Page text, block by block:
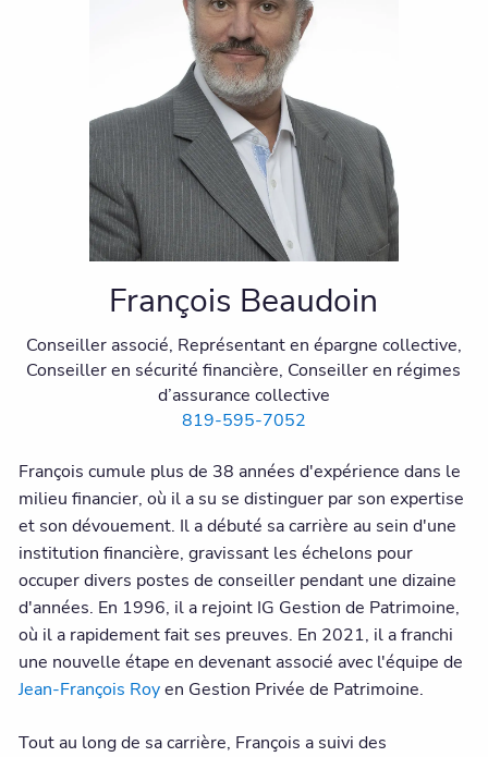
François Beaudoin
Conseiller associé, Représentant en épargne collective,
Conseiller en sécurité financière, Conseiller en régimes
d’assurance collective
819-595-7052
François cumule plus de 38 années d'expérience dans le
milieu financier, où il a su se distinguer par son expertise
et son dévouement. Il a débuté sa carrière au sein d'une
institution financière, gravissant les échelons pour
occuper divers postes de conseiller pendant une dizaine
d'années. En 1996, il a rejoint IG Gestion de Patrimoine,
où il a rapidement fait ses preuves. En 2021, il a franchi
une nouvelle étape en devenant associé avec l'équipe de
Jean-François Royen Gestion Privée de Patrimoine.
Tout au long de sa carrière, François a suivi des